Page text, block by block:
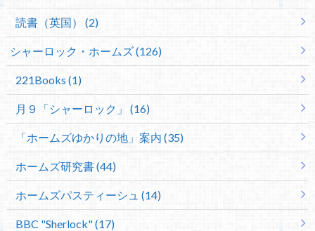
読書（英国） (2)
シャーロック・ホームズ (126)
221Books (1)
月９「シャーロック」 (16)
「ホームズゆかりの地」案内 (35)
ホームズ研究書 (44)
ホームズパスティーシュ (14)
BBC "Sherlock" (17)